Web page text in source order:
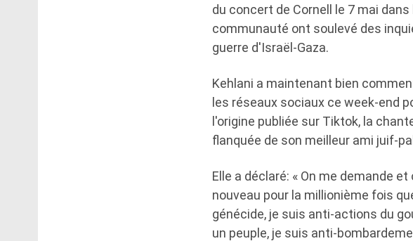
du concert de Cornell le 7 mai
communauté ont soulevé des
guerre d'Israël-Gaza.
Kehlani a maintenant bien
les réseaux sociaux ce week-end
l'origine publiée sur Tiktok, la
flanquée de son meilleur ami juif-
Elle a déclaré: « On me demande
nouveau pour la millionième fois
génécide, je suis anti-actions du
un peuple, je suis anti-